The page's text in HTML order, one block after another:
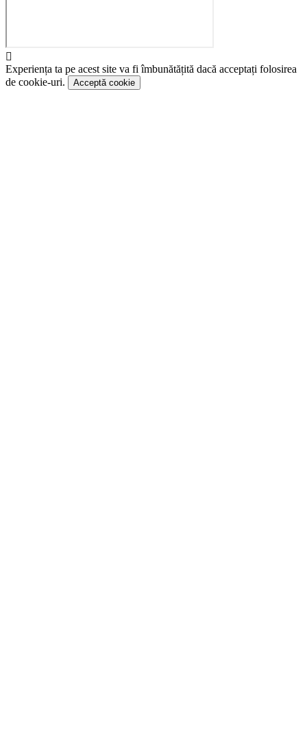
Experiența ta pe acest site va fi îmbunătățită dacă acceptați folosirea
de cookie-uri.
Acceptă cookie